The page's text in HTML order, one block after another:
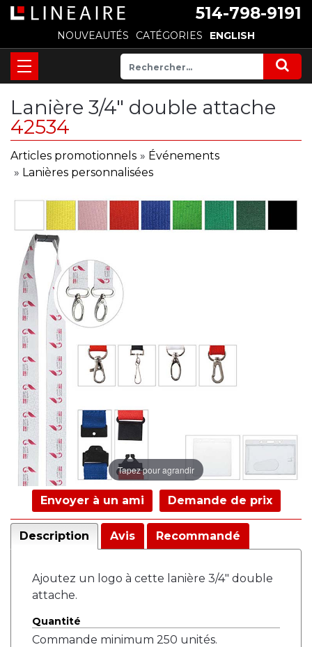
514-798-9191
NOUVEAUTÉS CATÉGORIES ENGLISH
Lanière 3/4" double attache
42534
Articles promotionnels » Événements
» Lanières personnalisées
Tapez pour agrandir
Envoyer à un ami Demande de prix
Description Avis Recommandé
Ajoutez un logo à cette lanière 3/4" double
attache.
Quantité
Commande minimum 250 unités.